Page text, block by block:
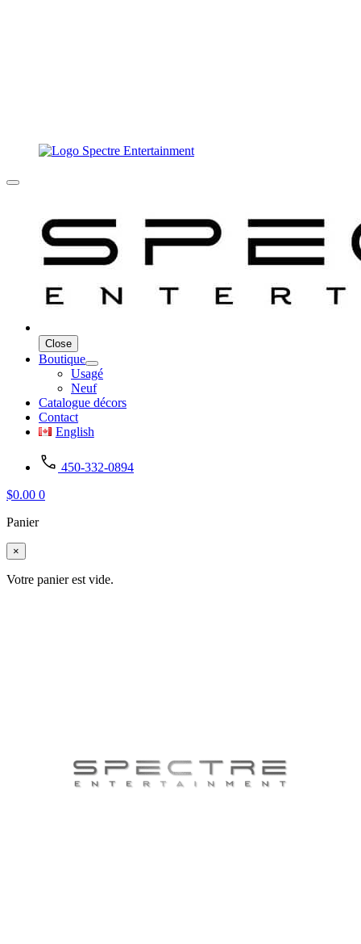
Close
Boutique
Usagé
Neuf
Catalogue décors
Contact
English
450-332-0894
$0.00 0
Panier
×
Votre panier est vide.